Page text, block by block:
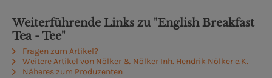
Weiterführende Links zu "English Breakfast
Tea - Tee"
Fragen zum Artikel?
Weitere Artikel von Nölker & Nölker Inh. Hendrik Nölker e.K.
Näheres zum Produzenten